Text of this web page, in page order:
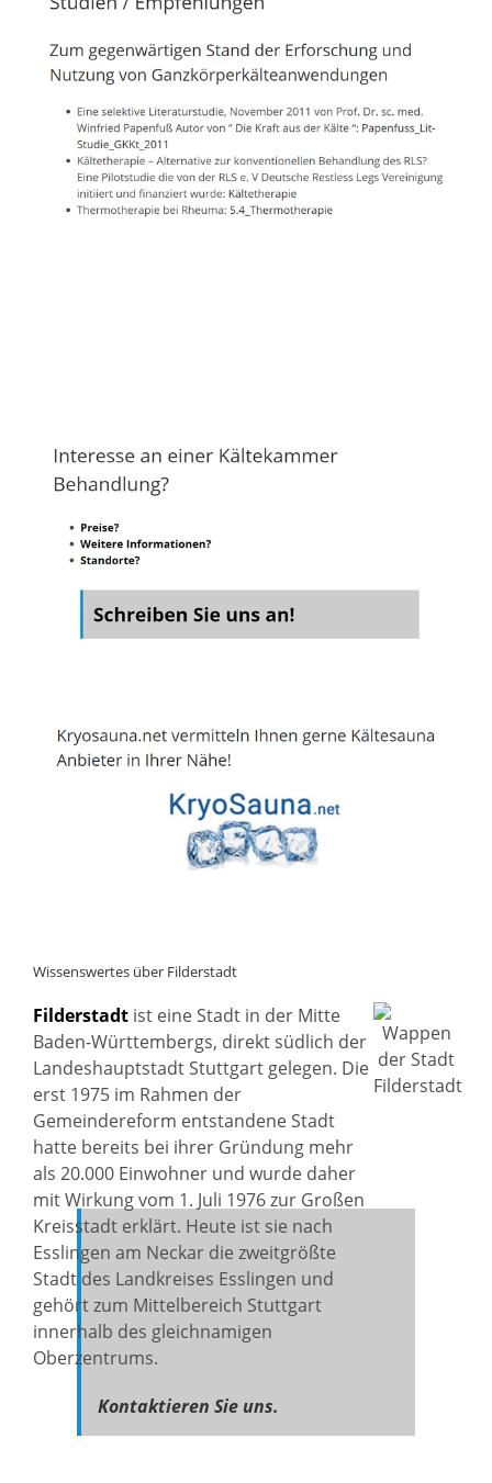
Wissenswertes über Filderstadt
Filderstadt ist eine Stadt in der Mitte
Baden-Württembergs, direkt südlich der
Landeshauptstadt Stuttgart gelegen. Die
erst 1975 im Rahmen der
Gemeindereform entstandene Stadt
hatte bereits bei ihrer Gründung mehr
als 20.000 Einwohner und wurde daher
mit Wirkung vom 1. Juli 1976 zur Großen
Kreisstadt erklärt. Heute ist sie nach
Esslingen am Neckar die zweitgrößte
Stadt des Landkreises Esslingen und
gehört zum Mittelbereich Stuttgart
innerhalb des gleichnamigen
Oberzentrums.
Kontaktieren Sie uns.